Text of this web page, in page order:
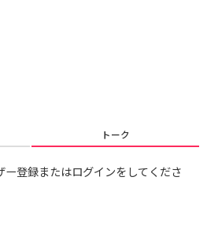
トーク
ー登録またはログインをしてくださ